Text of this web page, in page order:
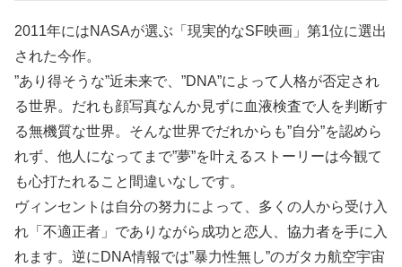
2011年にはNASAが選ぶ「現実的なSF映画」第1位に選出
された今作。
”あり得そうな”近未来で、”DNA”によって人格が否定され
る世界。だれも顔写真なんか見ずに血液検査で人を判断す
る無機質な世界。そんな世界でだれからも”自分”を認めら
れず、他人になってまで”夢”を叶えるストーリーは今観て
も心打たれること間違いなしです。
ヴィンセントは自分の努力によって、多くの人から受け入
れ「不適正者」でありながら成功と恋人、協力者を手に入
れます。逆にDNA情報では”暴力性無し”のガタカ航空宇宙